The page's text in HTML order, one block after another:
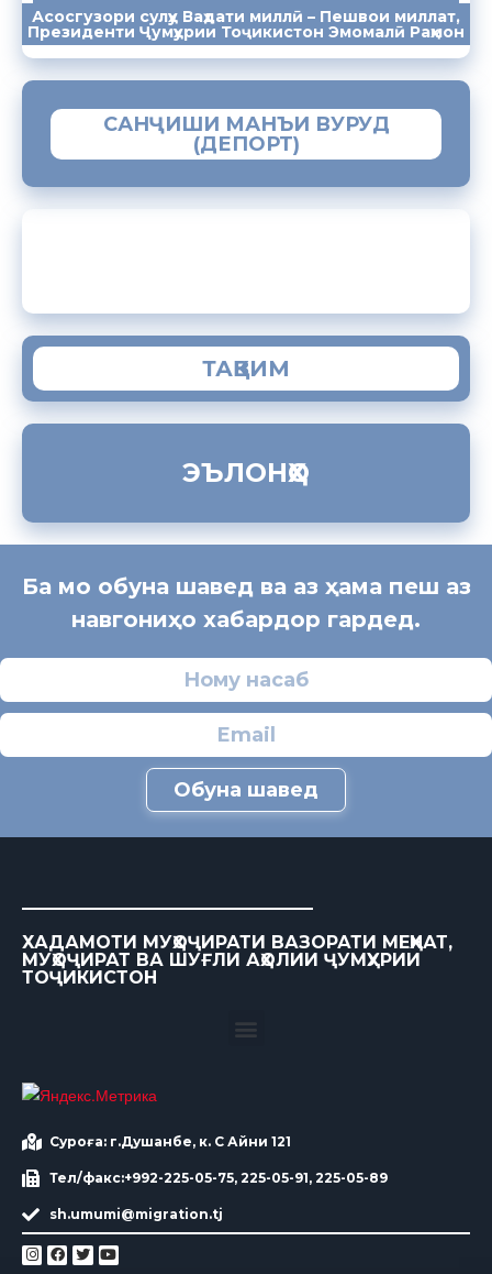
Асосгузори сулҳу Ваҳдати миллӣ – Пешвои миллат,
Президенти Ҷумҳурии Тоҷикистон Эмомалӣ Раҳмон
ПАЁМҲО СУХАНРОНИҲО СОМОНА
САНҶИШИ МАНЪИ ВУРУД
(ДЕПОРТ)
ТАҚВИМ
ЭЪЛОНҲО
Ба мо обуна шавед ва аз ҳама пеш аз
навгониҳо хабардор гардед.
Обуна шавед
ХАДАМОТИ МУҲОҶИРАТИ ВАЗОРАТИ МЕҲНАТ,
МУҲОҶИРАТ ВА ШУҒЛИ АҲОЛИИ ҶУМҲУРИИ
ТОҶИКИСТОН
Суроға: г.Душанбе, к. С Айни 121
Тел/факс:+992-225-05-75, 225-05-91, 225-05-89
sh.umumi@migration.tj